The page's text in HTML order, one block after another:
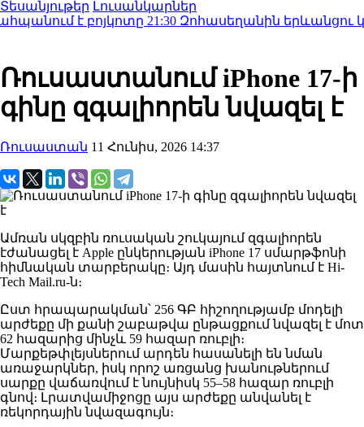
Տեսանյութեր Լուսանկարներ
է բոյկոտը21:30Զոհասեղանին երևանցու
Ռուսաստանում iPhone 17-ի
գինը զգալիորեն նվազել է
Ռուսաստան 11 Հունիս, 2026 14:37
Ամռան սկզբին ռուսական շուկայում զգալիորեն
էժանացել է Apple ընկերության iPhone 17 սմարթֆոնի
հիմնական տարբերակը։ Այդ մասին հայտնում է Hi-
Tech Mail.ru-ն։
Ըստ հրապարակման՝ 256 ԳԲ հիշողությամբ մոդելի
արժեքը մի քանի շաբաթվա ընթացքում նվազել է մոտ
62 հազարից մինչև 59 հազար ռուբլի։
Մարքեթփլեյսներում արդեն հասանելի են նման
առաջարկներ, իսկ որոշ առցանց խանութներում
սարքը վաճառվում է նույնիսկ 55–58 հազար ռուբլի
գնով։ Լրատվամիջոցը այս արժեքը անվանել է
ռեկորդային նվազագույն։